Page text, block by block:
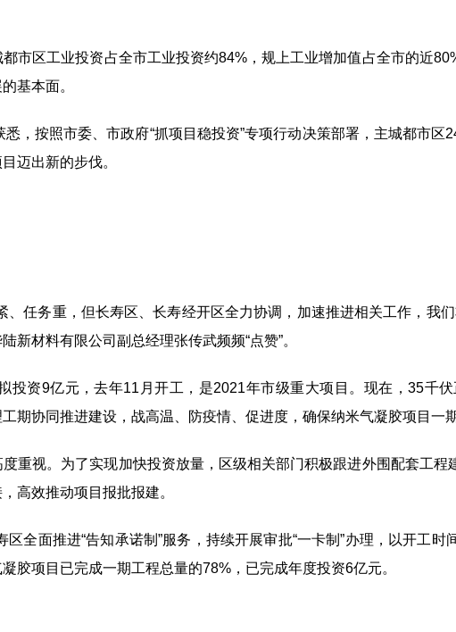
市区工业投资占全市工业投资约84% ，规上工业增加值占全市的近
基本面。
悉，按照市委、市政府“抓项目稳投资”专项行动决策部署，主城都市区
迈出新的步伐。
、任务重，但长寿区、长寿经开区全力协调，加速推进相关工作，我
新材料有限公司副总经理张传武频频“点赞”。
投资9亿元，去年11 月开工，是2021年市级重大项目。现在，35千伏
期协同推进建设，战高温、防疫情、促进度，确保纳米气凝胶项目一
重视。为了实现加快投资放量，区级相关部门积极跟进外围配套工程
高效推动项目报批报建。
区全面推进“告知承诺制”服务，持续开展审批“一卡制”办理，以开工时
胶项目已完成一期工程总量的78% ，已完成年度投资6亿元。